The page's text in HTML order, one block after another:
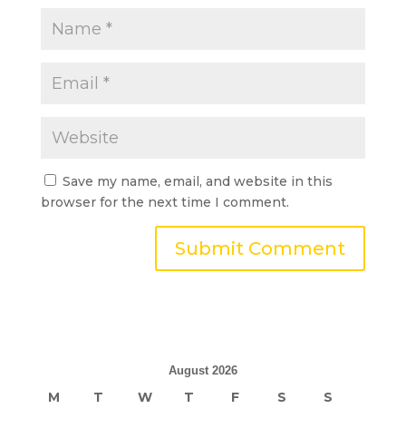
Save my name, email, and website in this
browser for the next time I comment.
August 2026
M T W T F S S